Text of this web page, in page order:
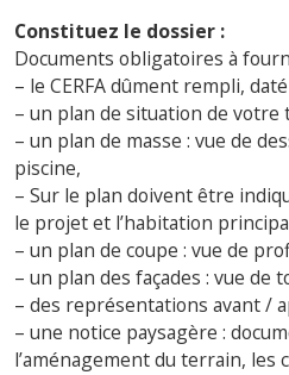
Constituez le dossier :
Documents obligatoires à
– le CERFA dûment rempli,
– un plan de situation de votre
– un plan de masse : vue de
piscine,
– Sur le plan doivent être
le projet et l’habitation
– un plan de coupe : vue de
– un plan des façades : vue de
– des représentations avant /
– une notice paysagère :
l’aménagement du terrain, les